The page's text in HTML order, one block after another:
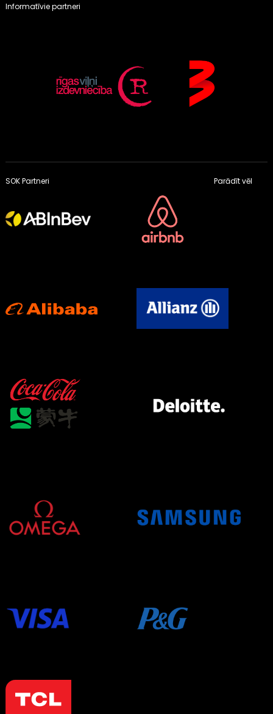
Informatīvie partneri
SOK Partneri Parādīt vēl